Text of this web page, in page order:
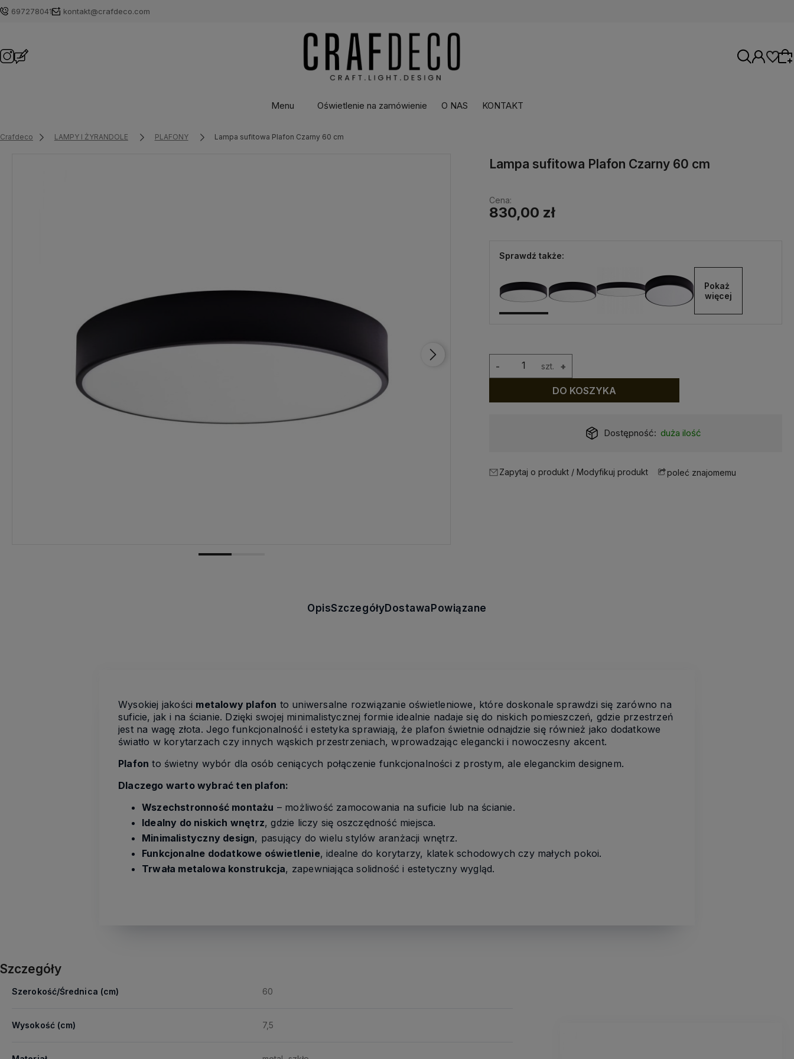
697278041 kontakt@crafdeco.com
oferty lub zaloguj się, aby przywrócić dodane
produkty do listy z poprzedniej sesji.
Menu Oświetlenie na zamówienie O NAS KONTAKT
Crafdeco LAMPY I ŻYRANDOLE PLAFONY Lampa sufitowa Plafon Czarny 60 cm
Lampa sufitowa Plafon Czarny 60 cm
Cena:
830,00 zł
Sprawdź także:
Pokaż
więcej
szt. +
-
DO KOSZYKA
Dostępność: duża ilość
Zapytaj o produkt / Modyfikuj produkt poleć znajomemu
OpisSzczegółyDostawa Powiązane
Wysokiej jakości metalowy plafon to uniwersalne rozwiązanie oświetleniowe, które doskonale sprawdzi się zarówno na
suficie, jak i na ścianie. Dzięki swojej minimalistycznej formie idealnie nadaje się do niskich pomieszczeń, gdzie przestrzeń
jest na wagę złota. Jego funkcjonalność i estetyka sprawiają, że plafon świetnie odnajdzie się również jako dodatkowe
światło w korytarzach czy innych wąskich przestrzeniach, wprowadzając elegancki i nowoczesny akcent.
Plafon to świetny wybór dla osób ceniących połączenie funkcjonalności z prostym, ale eleganckim designem.
Dlaczego warto wybrać ten plafon:
Wszechstronność montażu – możliwość zamocowania na suficie lub na ścianie.
Idealny do niskich wnętrz, gdzie liczy się oszczędność miejsca.
Minimalistyczny design, pasujący do wielu stylów aranżacji wnętrz.
Funkcjonalne dodatkowe oświetlenie, idealne do korytarzy, klatek schodowych czy małych pokoi.
Trwała metalowa konstrukcja, zapewniająca solidność i estetyczny wygląd.
Szczegóły
Szerokość/Średnica (cm) 60
Wysokość (cm) 7,5